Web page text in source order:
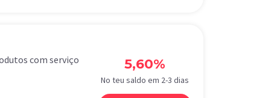
com serviço
5,60%
No teu saldo em 2-3 dias